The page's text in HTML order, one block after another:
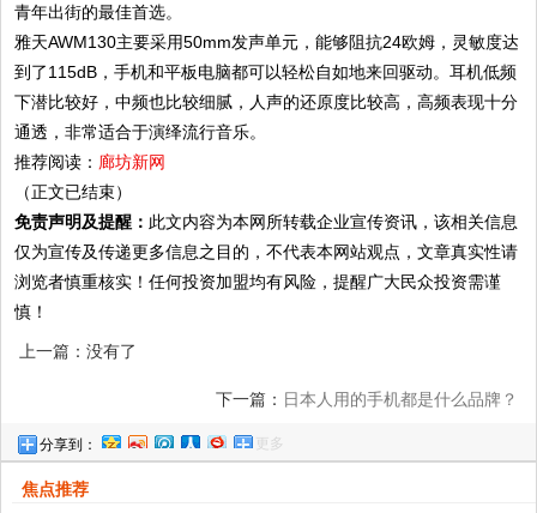
青年出街的最佳首选。
雅天AWM130主要采用50mm发声单元，能够阻抗24欧姆，灵敏度达
到了115dB，手机和平板电脑都可以轻松自如地来回驱动。耳机低频
下潜比较好，中频也比较细腻，人声的还原度比较高，高频表现十分
通透，非常适合于演绎流行音乐。
推荐阅读： 廊坊新网
（正文已结束）
免责声明及提醒： 此文内容为本网所转载企业宣传资讯，该相关信息
仅为宣传及传递更多信息之目的，不代表本网站观点，文章真实性请
浏览者慎重核实！任何投资加盟均有风险，提醒广大民众投资需谨
慎！
上一篇：没有了
下一篇： 日本人用的手机都是什么品牌？
分享到： 更多
焦点推荐